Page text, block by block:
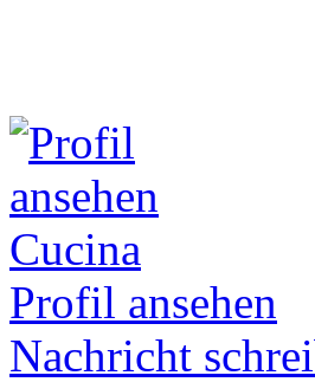
Cucina
Profil ansehen
Nachricht